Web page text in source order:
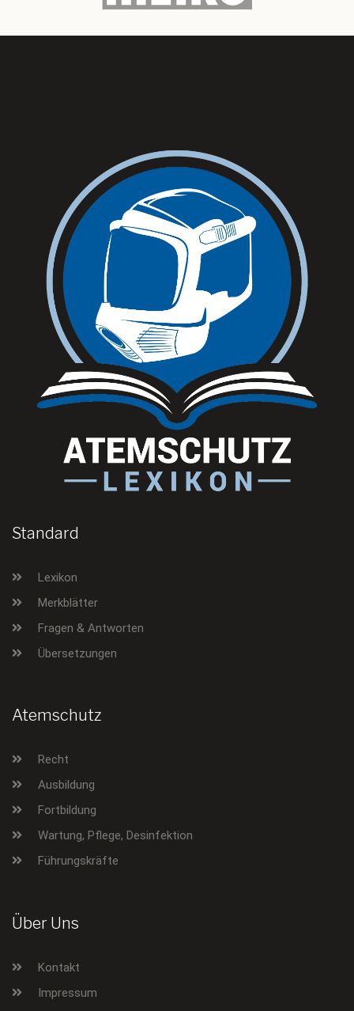
Standard
Lexikon
Merkblätter
Fragen & Antworten
Übersetzungen
Atemschutz
Recht
Ausbildung
Fortbildung
Wartung, Pflege, Desinfektion
Führungskräfte
Über Uns
Kontakt
Impressum